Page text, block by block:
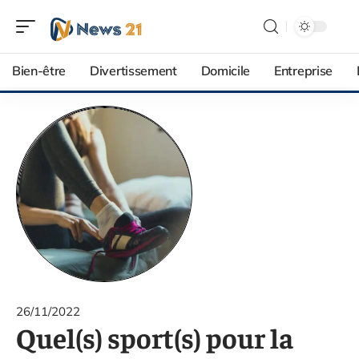
Bien-être Divertissement Domicile Entreprise
26/11/2022
Quel(s) sport(s) pour la